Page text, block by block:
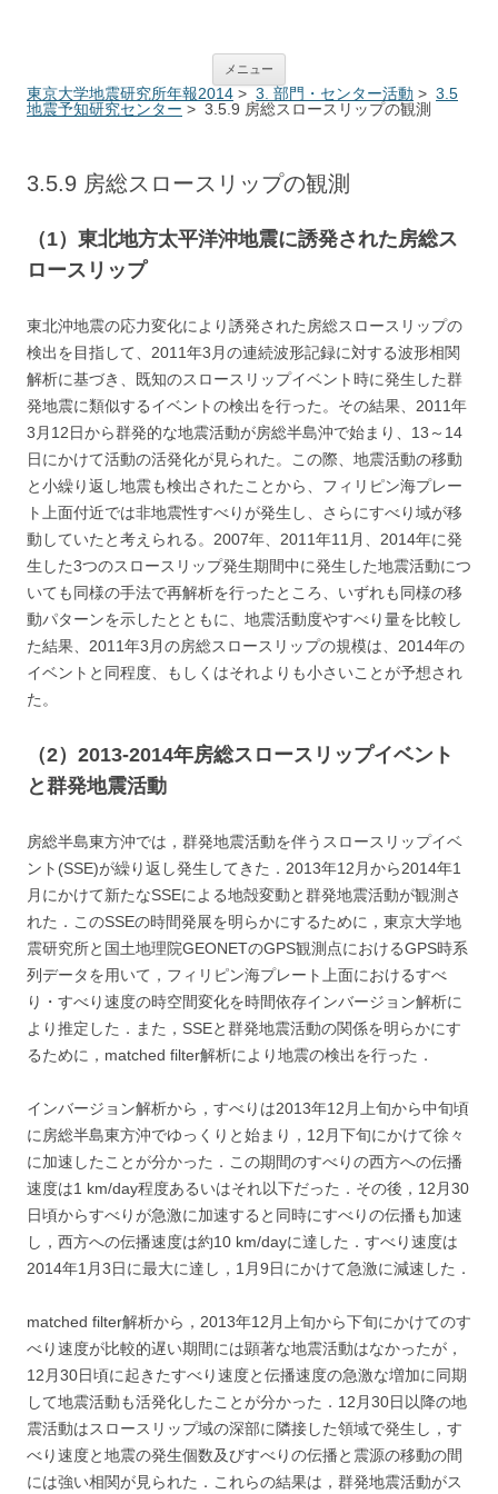
メニュー
東京大学地震研究所年報2014 > 3. 部門・センター活動 > 3.5
地震予知研究センター > 3.5.9 房総スロースリップの観測
3.5.9 房総スロースリップの観測
（1）東北地方太平洋沖地震に誘発された房総ス
ロースリップ
東北沖地震の応力変化により誘発された房総スロースリップの
検出を目指して、2011年3月の連続波形記録に対する波形相関
解析に基づき、既知のスロースリップイベント時に発生した群
発地震に類似するイベントの検出を行った。その結果、2011年
3月12日から群発的な地震活動が房総半島沖で始まり、13～14
日にかけて活動の活発化が見られた。この際、地震活動の移動
と小繰り返し地震も検出されたことから、フィリピン海プレー
ト上面付近では非地震性すべりが発生し、さらにすべり域が移
動していたと考えられる。2007年、2011年11月、2014年に発
生した3つのスロースリップ発生期間中に発生した地震活動につ
いても同様の手法で再解析を行ったところ、いずれも同様の移
動パターンを示したとともに、地震活動度やすべり量を比較し
た結果、2011年3月の房総スロースリップの規模は、2014年の
イベントと同程度、もしくはそれよりも小さいことが予想され
た。
（2）2013-2014年房総スロースリップイベント
と群発地震活動
房総半島東方沖では，群発地震活動を伴うスロースリップイベ
ント(SSE)が繰り返し発生してきた．2013年12月から2014年1
月にかけて新たなSSEによる地殻変動と群発地震活動が観測さ
れた．このSSEの時間発展を明らかにするために，東京大学地
震研究所と国土地理院GEONETのGPS観測点におけるGPS時系
列データを用いて，フィリピン海プレート上面におけるすべ
り・すべり速度の時空間変化を時間依存インバージョン解析に
より推定した．また，SSEと群発地震活動の関係を明らかにす
るために，matched filter解析により地震の検出を行った．
インバージョン解析から，すべりは2013年12月上旬から中旬頃
に房総半島東方沖でゆっくりと始まり，12月下旬にかけて徐々
に加速したことが分かった．この期間のすべりの西方への伝播
速度は1 km/day程度あるいはそれ以下だった．その後，12月30
日頃からすべりが急激に加速すると同時にすべりの伝播も加速
し，西方への伝播速度は約10 km/dayに達した．すべり速度は
2014年1月3日に最大に達し，1月9日にかけて急激に減速した．
matched filter解析から，2013年12月上旬から下旬にかけてのす
べり速度が比較的遅い期間には顕著な地震活動はなかったが，
12月30日頃に起きたすべり速度と伝播速度の急激な増加に同期
して地震活動も活発化したことが分かった．12月30日以降の地
震活動はスロースリップ域の深部に隣接した領域で発生し，す
べり速度と地震の発生個数及びすべりの伝播と震源の移動の間
には強い相関が見られた．これらの結果は，群発地震活動がス